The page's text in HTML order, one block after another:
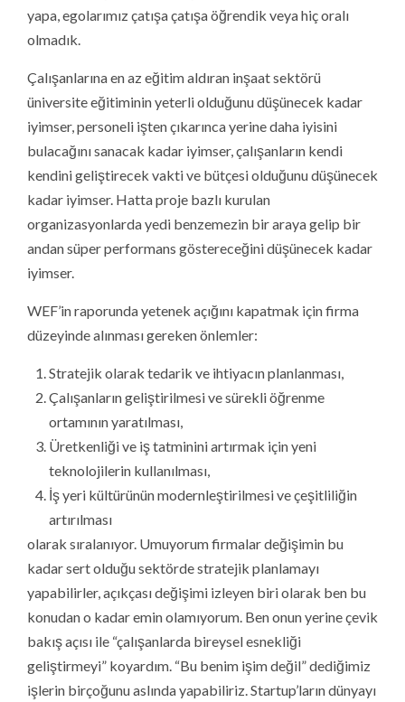
yapa, egolarımız çatışa çatışa öğrendik veya hiç oralı
olmadık.
Çalışanlarına en az eğitim aldıran inşaat sektörü
üniversite eğitiminin yeterli olduğunu düşünecek kadar
iyimser, personeli işten çıkarınca yerine daha iyisini
bulacağını sanacak kadar iyimser, çalışanların kendi
kendini geliştirecek vakti ve bütçesi olduğunu düşünecek
kadar iyimser. Hatta proje bazlı kurulan
organizasyonlarda yedi benzemezin bir araya gelip bir
andan süper performans göstereceğini düşünecek kadar
iyimser.
WEF’in raporunda yetenek açığını kapatmak için firma
düzeyinde alınması gereken önlemler:
Stratejik olarak tedarik ve ihtiyacın planlanması,
Çalışanların geliştirilmesi ve sürekli öğrenme
ortamının yaratılması,
Üretkenliği ve iş tatminini artırmak için yeni
teknolojilerin kullanılması,
İş yeri kültürünün modernleştirilmesi ve çeşitliliğin
artırılması
olarak sıralanıyor. Umuyorum firmalar değişimin bu
kadar sert olduğu sektörde stratejik planlamayı
yapabilirler, açıkçası değişimi izleyen biri olarak ben bu
konudan o kadar emin olamıyorum. Ben onun yerine çevik
bakış açısı ile “çalışanlarda bireysel esnekliği
geliştirmeyi” koyardım. “Bu benim işim değil” dediğimiz
işlerin birçoğunu aslında yapabiliriz. Startup’ların dünyayı